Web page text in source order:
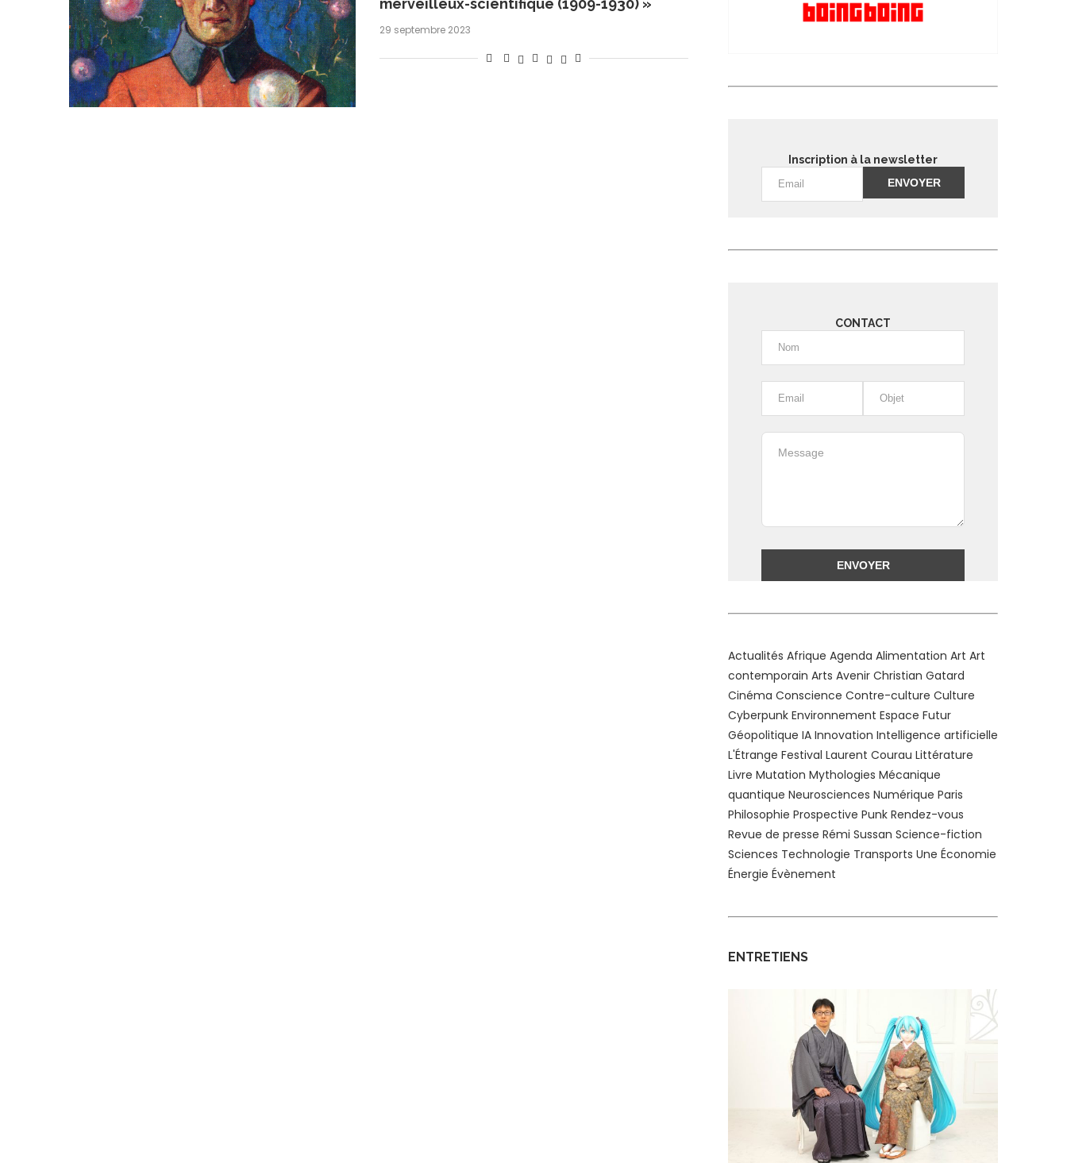
merveilleux-scientifique (1909-1930) »
29 septembre 2023
Inscription à la newsletter
CONTACT
Actualités Afrique Agenda Alimentation Art Art
contemporain Arts Avenir Christian Gatard
Cinéma Conscience Contre-culture Culture
Cyberpunk Environnement Espace Futur
Géopolitique IA Innovation Intelligence artificielle
L'Étrange Festival Laurent Courau Littérature
Livre Mutation Mythologies Mécanique
quantique Neurosciences Numérique Paris
Philosophie Prospective Punk Rendez-vous
Revue de presse Rémi Sussan Science-fiction
Sciences Technologie Transports Une Économie
Énergie Évènement
ENTRETIENS